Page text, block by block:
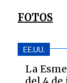
FOTOS
EE.UU.
La